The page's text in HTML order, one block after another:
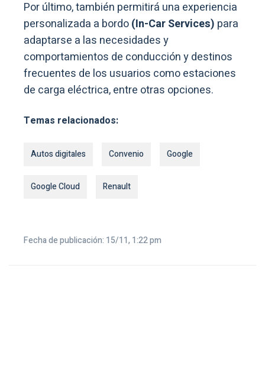
Por último, también permitirá una experiencia
personalizada a bordo(In-Car Services) para
adaptarse a las necesidades y
comportamientos de conducción y destinos
frecuentes de los usuarios como estaciones
de carga eléctrica, entre otras opciones.
Temas relacionados:
Autos digitales Convenio Google
Google Cloud Renault
Fecha de publicación: 15/11, 1:22 pm